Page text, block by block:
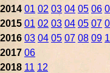
2014 01 02 03 04 05 06
2015 01 02 03 04 05 07
2016 03 04 05 07 08 09
2017 06
2018 11 12